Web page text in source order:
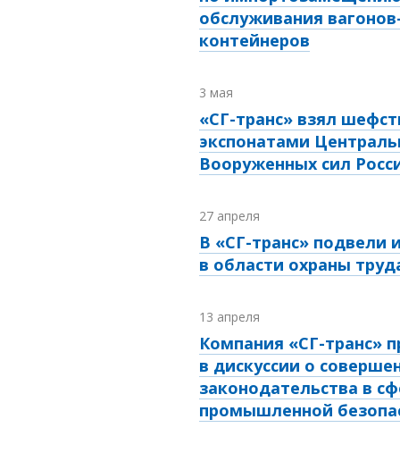
обслуживания
контейнеров
3 мая
«СГ-транс» взял
экспонатами
Вооруженных сил
27 апреля
В «СГ-транс» подвели
в области охраны
13 апреля
Компания «СГ-транс»
в дискуссии о
законодательства в
промышленной